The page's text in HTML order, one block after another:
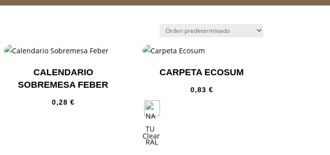
CALENDARIO
SOBREMESA FEBER
0,28 €
CARPETA ECOSUM
0,83 €
Clear